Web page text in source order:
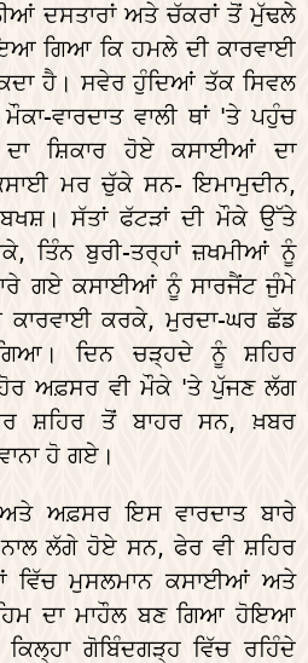
ਦਸਤਾਰਾਂ ਅਤੇ ਚੱਕਰਾਂ ਤੋਂ ਮੁੱਢਲੇ
ਗਿਆ ਕਿ ਹਮਲੇ ਦੀ ਕਾਰਵਾਈ
ਹੈ। ਸਵੇਰ ਹੁੰਦਿਆਂ ਤੱਕ ਸਿਵਲ
ਵਾਰਦਾਤ ਵਾਲੀ ਥਾਂ 'ਤੇ ਪਹੁੰਚ
ਸ਼ਿਕਾਰ ਹੋਏ ਕਸਾਈਆਂ ਦਾ
ਮਰ ਚੁੱਕੇ ਸਨ- ਇਮਾਮੁਦੀਨ,
ਸੱਤਾਂ ਫੱਟੜਾਂ ਦੀ ਮੌਕੇ ਉੱਤੇ
ਤਿੰਨ ਬੁਰੀ-ਤਰ੍ਹਾਂ ਜ਼ਖਮੀਆਂ ਨੂੰ
ਗਏ ਕਸਾਈਆਂ ਨੂੰ ਸਾਰਜੈਂਟ ਜੁੰਮੇ
ਕਾਰਵਾਈ ਕਰਕੇ, ਮੁਰਦਾ-ਘਰ ਛੱਡ
ਦਿਨ ਚੜ੍ਹਦੇ ਨੂੰ ਸ਼ਹਿਰ
ਅਫ਼ਸਰ ਵੀ ਮੌਕੇ 'ਤੇ ਪੁੱਜਣ ਲੱਗ
ਸ਼ਹਿਰ ਤੋਂ ਬਾਹਰ ਸਨ, ਖ਼ਬਰ
ਹੋ ਗਏ।
ਅਫ਼ਸਰ ਇਸ ਵਾਰਦਾਤ ਬਾਰੇ
ਲੱਗੇ ਹੋਏ ਸਨ, ਫੇਰ ਵੀ ਸ਼ਹਿਰ
ਵਿੱਚ ਮੁਸਲਮਾਨ ਕਸਾਈਆਂ ਅਤੇ
ਦਾ ਮਾਹੌਲ ਬਣ ਗਿਆ ਹੋਇਆ
ਗੋਬਿੰਦਗੜ੍ਹ ਵਿੱਚ ਰਹਿੰਦੇ